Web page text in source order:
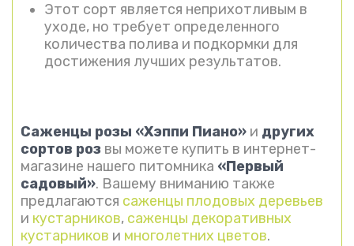
Этот сорт является неприхотливым в
уходе, но требует определенного
количества полива и подкормки для
достижения лучших результатов.
Саженцы розы «Хэппи Пиано» и других
сортов роз вы можете купить в интернет-
магазине нашего питомника «Первый
садовый». Вашему вниманию также
предлагаются саженцы плодовых деревьев
и кустарников, саженцы декоративных
кустарников и многолетних цветов.